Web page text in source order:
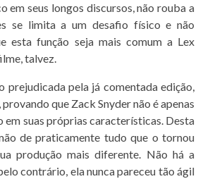
em seus longos discursos, não rouba a
se limita a um desafio físico e não
esta função seja mais comum a Lex
talvez.
prejudicada pela já comentada edição,
que Zack Snyder não é apenas
em suas próprias características. Desta
de praticamente tudo que o tornou
produção mais diferente. Não há a
contrário, ela nunca pareceu tão ágil